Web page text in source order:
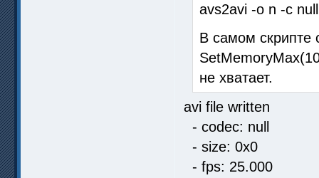
avs2avi -o n -c
В самом скрипте
не хватает.
avi file written
- codec: null
- size: 0x0
- fps: 25.000